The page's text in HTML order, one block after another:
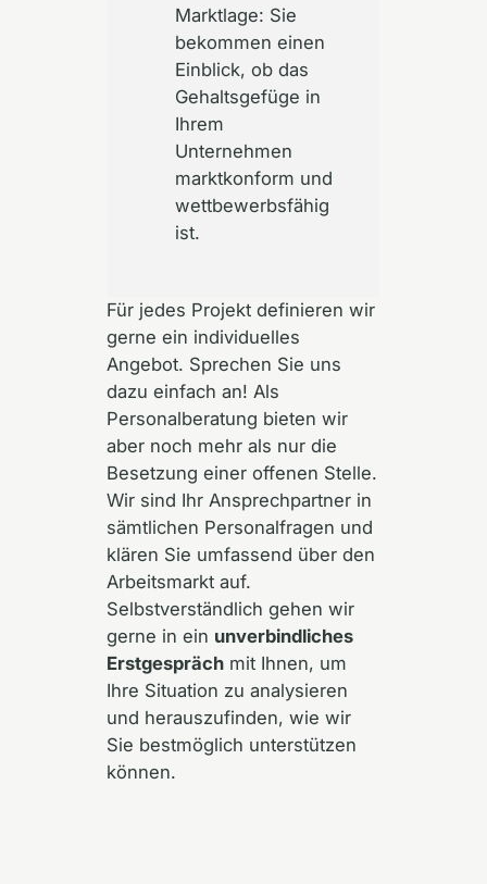
Marktlage: Sie
bekommen einen
Einblick, ob das
Gehaltsgefüge in
Ihrem
Unternehmen
marktkonform und
wettbewerbsfähig
ist.
Für jedes Projekt definieren wir
gerne ein individuelles
Angebot. Sprechen Sie uns
dazu einfach an! Als
Personalberatung bieten wir
aber noch mehr als nur die
Besetzung einer offenen Stelle.
Wir sind Ihr Ansprechpartner in
sämtlichen Personalfragen und
klären Sie umfassend über den
Arbeitsmarkt auf.
Selbstverständlich gehen wir
gerne in ein unverbindliches
Erstgespräch mit Ihnen, um
Ihre Situation zu analysieren
und herauszufinden, wie wir
Sie bestmöglich unterstützen
können.